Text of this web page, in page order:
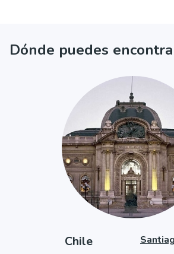
Dónde puedes
Chile